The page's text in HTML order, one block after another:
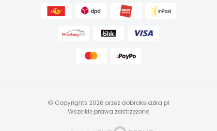
© Copyrights 2026 przez dobraksiazka.pl
Wszelkie prawa zastrzeżone